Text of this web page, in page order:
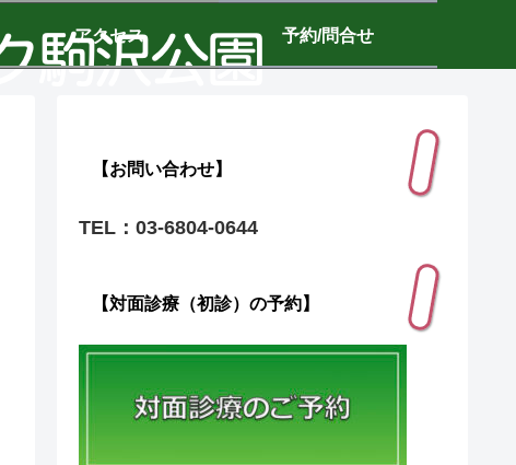
アクセス 予約/問合せ
【お問い合わせ】
TEL：03-6804-0644
【対面診療（初診）の予約】